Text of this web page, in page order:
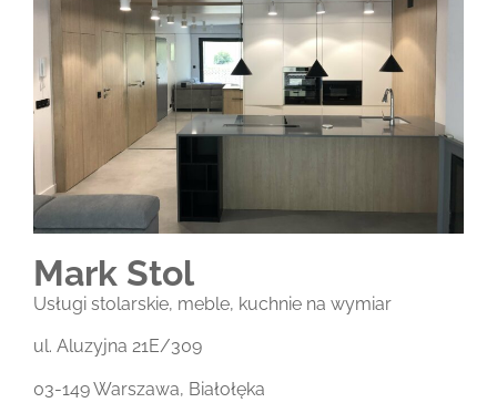
Mark Stol
Usługi stolarskie, meble, kuchnie na wymiar
ul. Aluzyjna 21E/309
03-149 Warszawa, Białołęka